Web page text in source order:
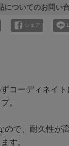
についてのお問い
シェア
コーディネイト
。
ので、耐久性が
す。